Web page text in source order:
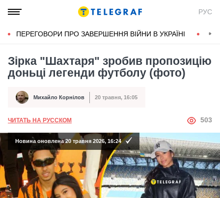
РУС
ПЕРЕГОВОРИ ПРО ЗАВЕРШЕННЯ ВІЙНИ В УКРАЇНІ
Зірка "Шахтаря" зробив пропозицію
доньці легенди футболу (фото)
Автор Михайло Корнілов
Дата публікації 20 травня, 16:05
ЧИТАТЬ НА РУССКОМ АВТОР
503
Новина оновлена 20 травня 2026, 16:24